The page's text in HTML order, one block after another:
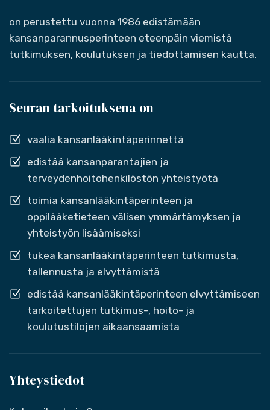
on perustettu vuonna 1986 edistämään
kansanparannusperinteen eteenpäin viemistä
tutkimuksen, koulutuksen ja tiedottamisen kautta.
Seuran tarkoituksena on
vaalia kansanlääkintäperinnettä
edistää kansanparantajien ja
terveydenhoitohenkilöstön yhteistyötä
toimia kansanlääkintäperinteen ja
oppilääketieteen välisen ymmärtämyksen ja
yhteistyön lisäämiseksi
tukea kansanlääkintäperinteen tutkimusta,
tallennusta ja elvyttämistä
edistää kansanlääkintäperinteen elvyttämiseen
tarkoitettujen tutkimus-, hoito- ja
koulutustilojen aikaansaamista
Yhteystiedot